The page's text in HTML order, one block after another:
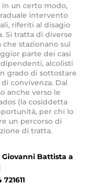
in un certo modo,
intervento
riferiti al disagio
Si tratta di diverse
che stazionano sul
parte dei casi
alcolisti
grado di sottostare
convivenza. Dal
anche verso le
(la cosiddetta
per chi lo
un percorso di
di tratta.
Giovanni Battista a